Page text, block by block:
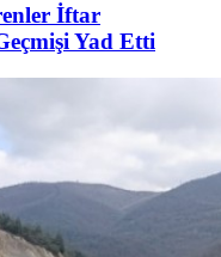
İftar
Yad Etti